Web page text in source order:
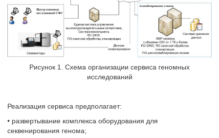
Рисунок 1. Схема организации сервиса геномных
исследований
Реализация сервиса предполагает:
• развертывание комплекса оборудования для
секвенирования генома;